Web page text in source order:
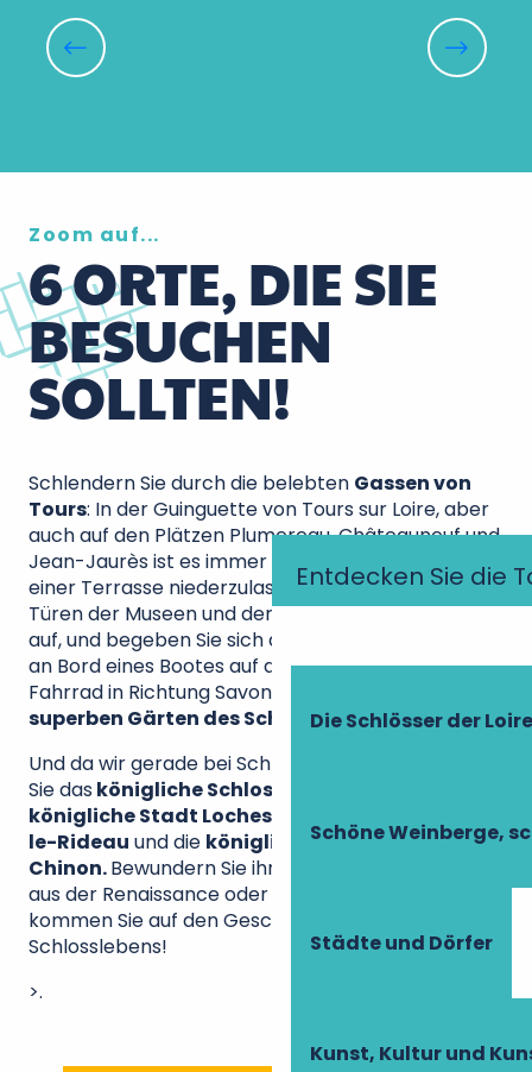
Entdecken Sie die
Die Schlösser der Loire
Schöne Weinberge,
Städte und Dörfer
Kunst, Kultur und
Château d'Azay-le-Rideau
Château Royal d'Amboise
Château et Jardins de Villandry
Zoom auf...
6 ORTE, DIE SIE
BESUCHEN
SOLLTEN!
Schlendern Sie durch die belebten Gassen von
Tours: In der Guinguette von Tours sur Loire, aber
auch auf den Plätzen Plumereau, Châteauneuf und
Jean-Jaurès ist es immer sehr angenehm, sich auf
einer Terrasse niederzulassen. Stoßen Sie auch die
Türen der Museen und der Kathedrale von Tours
auf, und begeben Sie sich dann an die frische Luft
an Bord eines Bootes auf der Loire oder mit dem
Fahrrad in Richtung Savonnières… und zu den
superben Gärten des Schlosses Villandry!
Und da wir gerade bei Schlössern sind, besuchen
Sie daskönigliche Schloss von Amboise
königliche Stadt Loches
le-Rideau und die königliche Festung von
Chinon.Bewundern Sie ihre prächtige Architektur
aus der Renaissance oder dem Mittelalter und
kommen Sie auf den Geschmack des
Schlosslebens!
>.